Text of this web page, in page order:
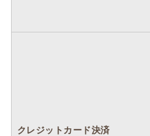
クレジットカード決済